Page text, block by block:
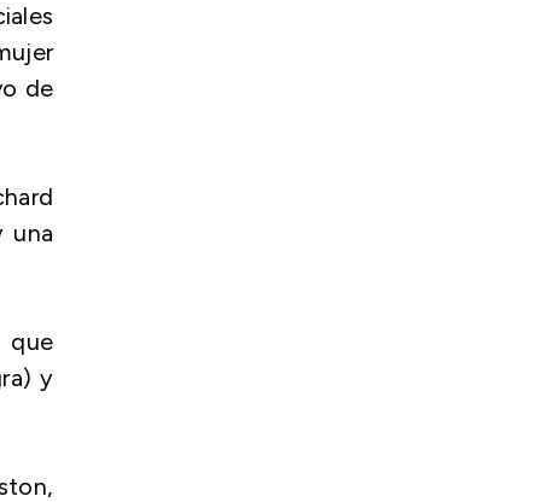
de
una
que
y